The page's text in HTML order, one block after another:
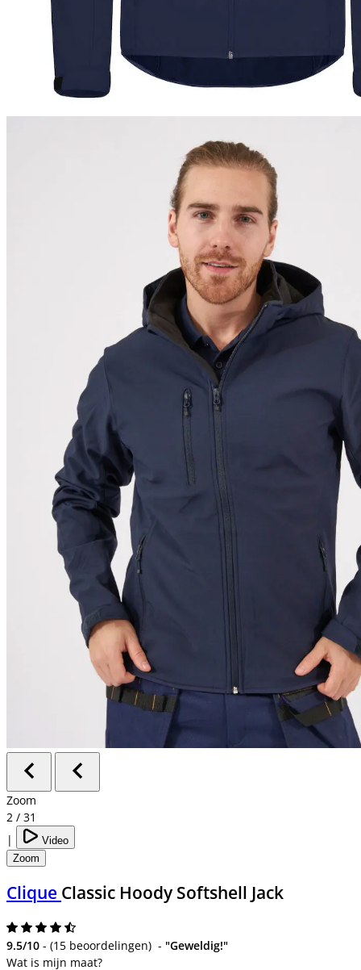
Zoom
2 / 31
|
Video
Zoom
Clique Classic Hoody Softshell Jack
9.5/10 - (15 beoordelingen) - "Geweldig!"